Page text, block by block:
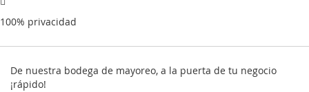
100% privacidad
De nuestra bodega de mayoreo, a la puerta de tu negocio
¡rápido!